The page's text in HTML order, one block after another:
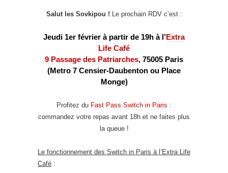
Salut les Sovkipou ! Le prochain RDV c’est :
Jeudi 1er février à partir de 19h à l’Extra
Life Café
9 Passage des Patriarches, 75005 Paris
(Metro 7 Censier-Daubenton ou Place
Monge)
Profitez du Fast Pass Switch in Paris :
commandez votre repas avant 18h et ne faites plus
la queue !
Le fonctionnement des Switch in Paris à l’Extra Life
Café :